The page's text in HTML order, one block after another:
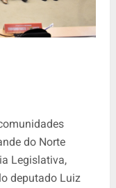
do Norte
Legislativa,
deputado Luiz